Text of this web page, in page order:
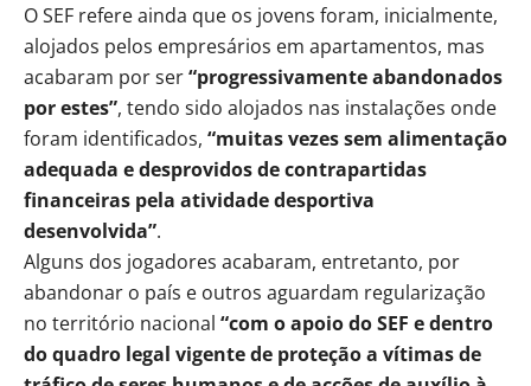
O SEF refere ainda que os jovens foram, inicialmente,
alojados pelos empresários em apartamentos, mas
acabaram por ser“progressivamente abandonados
por estes”, tendo sido alojados nas instalações onde
foram identificados, “muitas vezes sem alimentação
adequada e desprovidos de contrapartidas
financeiras pela atividade desportiva
desenvolvida”.
Alguns dos jogadores acabaram, entretanto, por
abandonar o país e outros aguardam regularização
no território nacional “com o apoio do SEF e dentro
do quadro legal vigente de proteção a vítimas de